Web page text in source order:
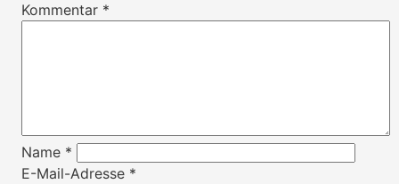
Kommentar *
Name *
E-Mail-Adresse *